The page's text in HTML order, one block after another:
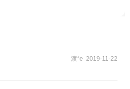
渡*e 2019-11-22